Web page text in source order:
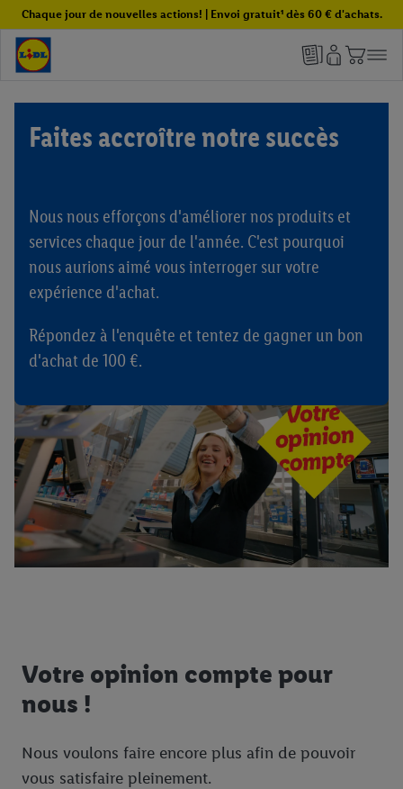
Chaque jour de nouvelles actions! | Envoi gratuit¹ dès 60 € d'achats.
Faites accroître notre succès
Nous nous efforçons d'améliorer nos produits et
services chaque jour de l'année. C'est pourquoi
nous aurions aimé vous interroger sur votre
expérience d'achat.
Répondez à l'enquête et tentez de gagner un bon
d'achat de 100 €.
Votre opinion compte pour
nous !
Nous voulons faire encore plus afin de pouvoir
vous satisfaire pleinement.